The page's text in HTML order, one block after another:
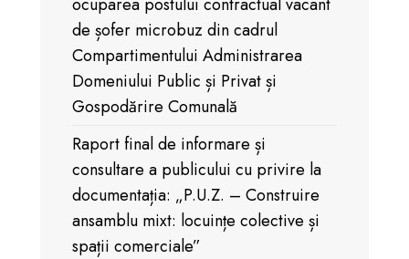
de șofer microbuz din cadrul
Compartimentului Administrarea
Domeniului Public și Privat și
Gospodărire Comunală
Raport final de informare și
consultare a publicului cu privire la
documentația: „P.U.Z. – Construire
ansamblu mixt: locuințe colective și
spații comerciale”